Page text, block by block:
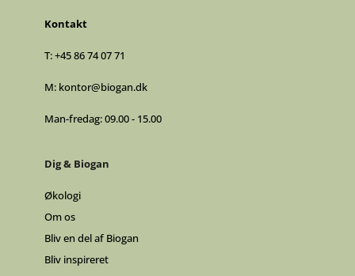
Kontakt
T:+45 86 74 07 71
M: kontor@biogan.dk
Man-fredag: 09.00 - 15.00
Dig & Biogan
Økologi
Om os
Bliv en del af Biogan
Bliv inspireret